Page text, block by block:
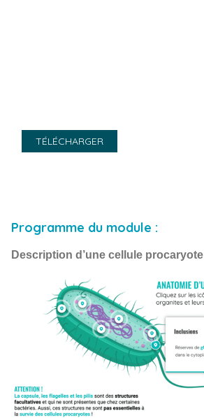
TÉLÉCHARGER
Programme du module :
Description d’une cellule procaryote